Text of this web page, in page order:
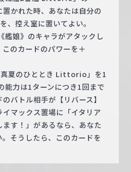
置かれた時、あなたは自分の
、控え室に置いてよい。
艦娘》のキャラがアタックし
のカードのパワーを＋
真夏のひととき Littorio」を1
能力は1ターンにつき1回まで
バトル相手が【リバース】
マックス置場に「イタリア
す！」があるなら、あなた
そうしたら、このカードを